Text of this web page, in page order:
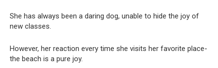
She has always been a daring dog, unable to hide the joy of
new classes.
However, her reaction every time she visits her favorite place-
the beach is a pure joy.